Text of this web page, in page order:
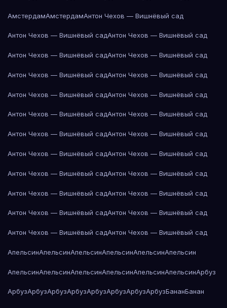
АмстердамАмстердамАнтон Чехов — Вишнёвый сад
Антон Чехов — Вишнёвый садАнтон Чехов — Вишнёвый сад
Антон Чехов — Вишнёвый садАнтон Чехов — Вишнёвый сад
Антон Чехов — Вишнёвый садАнтон Чехов — Вишнёвый сад
Антон Чехов — Вишнёвый садАнтон Чехов — Вишнёвый сад
Антон Чехов — Вишнёвый садАнтон Чехов — Вишнёвый сад
Антон Чехов — Вишнёвый садАнтон Чехов — Вишнёвый сад
Антон Чехов — Вишнёвый садАнтон Чехов — Вишнёвый сад
Антон Чехов — Вишнёвый садАнтон Чехов — Вишнёвый сад
Антон Чехов — Вишнёвый садАнтон Чехов — Вишнёвый сад
Антон Чехов — Вишнёвый садАнтон Чехов — Вишнёвый сад
Антон Чехов — Вишнёвый садАнтон Чехов — Вишнёвый сад
АпельсинАпельсинАпельсинАпельсинАпельсинАпельсин
АпельсинАпельсинАпельсинАпельсинАпельсинАпельсинАрбуз
АрбузАрбузАрбузАрбузАрбузАрбузАрбузАрбузБананБанан